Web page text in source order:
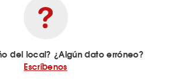
del local? ¿Algún dato erróneo?
Escríbenos